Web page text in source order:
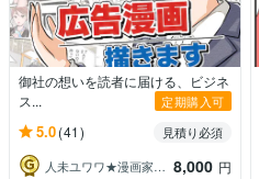
御社の想いを読者に届ける、ビジネ
ス...
定期購入可
5.0(41)
見積り必須
人未ユワワ★漫画家★心の共有を一番大切に
8,000 円